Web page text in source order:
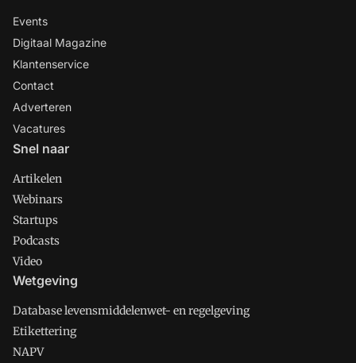
Events
Digitaal Magazine
Klantenservice
Contact
Adverteren
Vacatures
Snel naar
Artikelen
Webinars
Startups
Podcasts
Video
Wetgeving
Database levensmiddelenwet- en regelgeving
Etikettering
NAPV